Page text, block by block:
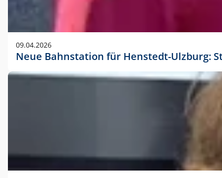
09.04.2026
Neue Bahnstation für Henstedt-Ulzburg: